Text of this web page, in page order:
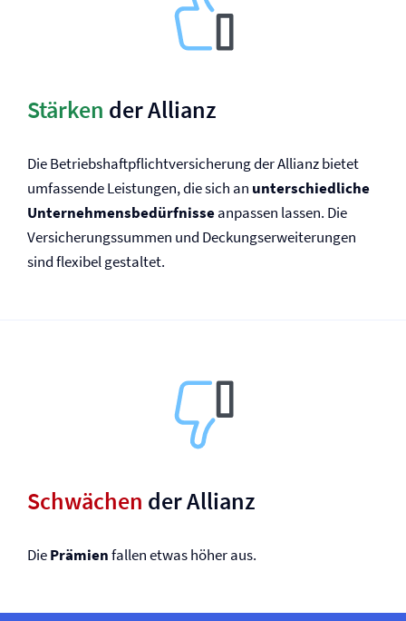
Stärken der Allianz
Die Betriebs­haftpflicht­versicherung der Allianz bietet
umfassende Leistungen, die sich an unterschiedliche
Unternehmensbedürfnisseanpassen lassen. Die
Versicherungssummen und Deckungserweiterungen
sind flexibel gestaltet.
Schwächen der Allianz
DiePrämienfallen etwas höher aus.